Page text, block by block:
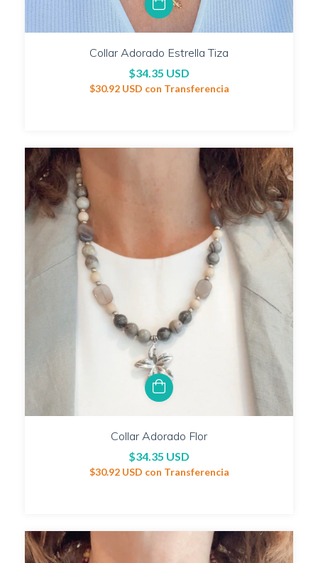
Collar Adorado Estrella Tiza
$34.35 USD
$30.92 USD con Transferencia
Collar Adorado Flor
$34.35 USD
$30.92 USD con Transferencia